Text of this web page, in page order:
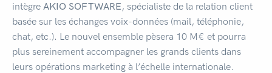
intègre AKIO SOFTWARE, spécialiste de la relation client
basée sur les échanges voix-données (mail, téléphonie,
chat, etc.). Le nouvel ensemble pèsera 10 M€ et pourra
plus sereinement accompagner les grands clients dans
leurs opérations marketing à l’échelle internationale.